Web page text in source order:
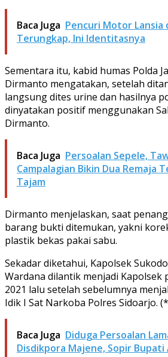
Baca Juga Pencuri Motor Lansia
Terungkap, Ini Identitasnya
Sementara itu, kabid humas Polda
Dirmanto mengatakan, setelah
langsung dites urine dan hasilnya
dinyatakan positif menggunakan
Dirmanto.
Baca Juga Persoalan Sepele,
Campalagian Bikin Dua Remaja
Tajam
Dirmanto menjelaskan, saat
barang bukti ditemukan, yakni
plastik bekas pakai sabu.
Sekadar diketahui, Kapolsek
Wardana dilantik menjadi Kapolsek
2021 lalu setelah sebelumnya
Idik I Sat Narkoba Polres Sidoarjo.
Baca Juga Diduga Persoalan
Disdikpora Majene, Sopir Bupati